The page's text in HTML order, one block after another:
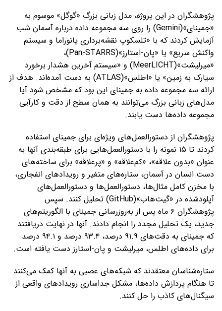
پژوهشگران در این پروژه، مدل زبانی بزرگ «گوگل» موسوم به
«جمینای»(Gemini) را روی سه مجموعه داده درباره آسمان شب
آزمایش کردند که با «تلسکوپ نقشه‌برداری پانوراما و سیستم
واکنش سریع» یا «پان-استارز»(Pan-STARRS)،
«میرلیشت»(MeerLICHT) و «سیستم آخرین هشدار برخورد
سیارک به زمین» یا «اطلس»(ATLAS) به دست آمده‌اند. هدف از
ارائه سه مجموعه داده به جمینای این بود که مشخص شود آیا
مدل‌های زبانی بزرگ می‌توانند به همان سطح از دقت و کارآیی
مجموعه داده‌ها دست یابند.
پژوهشگران از دستورالعمل‌های ویژه‌ای برای جمینای استفاده
کردند تا ۱۵ نمونه را با دستورالعمل‌هایی برای طبقه‌بندی آنها به
عنوان «بدون علاقه»، «کم‌علاقه» و «پرعلاقه» برای ساخته‌های
دست انسان در آسمان، ستاره‌های متغیر و رویدادهای انفجاری،
با مخزن کامل مثال‌ها، دستورالعمل‌ها و دستورالعمل‌های
آپلودشده در «گیت‌هاب»(GitHub) تحلیل کنند. سپس
پژوهشگران ۶ ماه پس از به‌روزرسانی جمینای با الگوریتم‌های
جدید، یک تحلیل مجدد را انجام دادند. آنها در نهایت دریافتند
که جمینای به دقت‌های ۹۱.۹ درصد، ۹۳.۴ درصد و ۹۴.۱ درصد
برای داده‌های اطلس، میرلیشت و پان-استارز دست یافته است.
ستاره‌شناسان معتقدند که شبکه‌های عصبی به آنها کمک می‌کنند
تا هنگام پردازش داده‌ها، مشکل جداسازی رویدادهای واقعی از
سیگنال‌های کاذب را حل کنند.